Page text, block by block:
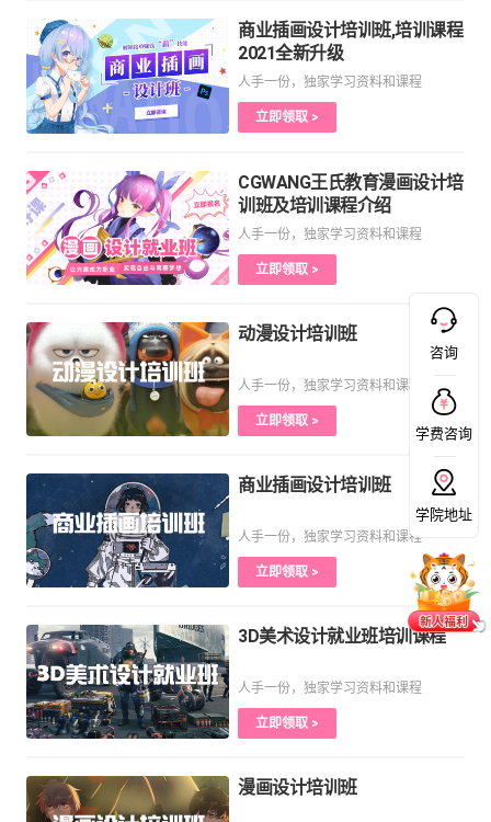
商业插画设计培训班,培训课程
2021全新升级
人手一份，独家学习资料和课程
立即领取 >
CGWANG王氏教育漫画设计培
训班及培训课程介绍
人手一份，独家学习资料和课程
立即领取 >
动漫设计培训班
人手一份，独家学习资料和课程
立即领取 >
商业插画设计培训班
人手一份，独家学习资料和课程
立即领取 >
3D美术设计就业班培训课程
人手一份，独家学习资料和课程
立即领取 >
漫画设计培训班
咨询
学费咨询
学院地址